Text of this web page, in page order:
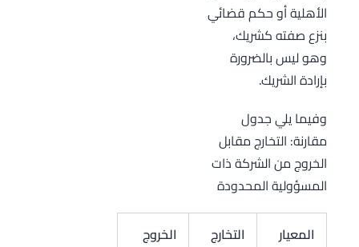
الأهلية أو حكم قضائي
بنزع صفته كشريك،
وهو ليس بالضرورة
بإرادة الشريك.
وفيما يلي جدول
مقارنة: التخارج مقابل
الخروج من الشركة ذات
المسؤولية المحدودة
المعيار التخارج الخروج